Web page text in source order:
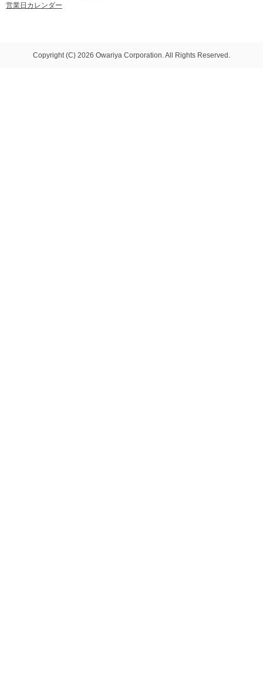
営業日カレンダー
Copyright (C) 2026 Owariya Corporation. All Rights Reserved.